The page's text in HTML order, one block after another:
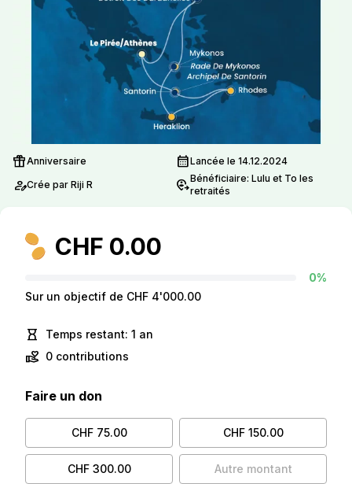
featured_seasonal_and_giftsAnniversaire calendar_monthLancée le 14.12.2024
person_editCrée par Riji R move_locationBénéficiaire: Lulu et To les
retraités
CHF 0.00
0%
Sur un objectif de CHF 4'000.00
hourglass_empty Temps restant: 1 an
volunteer_activism 0 contributions
Faire un don
CHF 75.00 CHF 150.00
CHF 300.00 Autre montant